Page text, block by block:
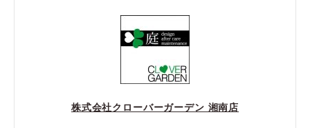
株式会社クローバーガーデン 湘南店